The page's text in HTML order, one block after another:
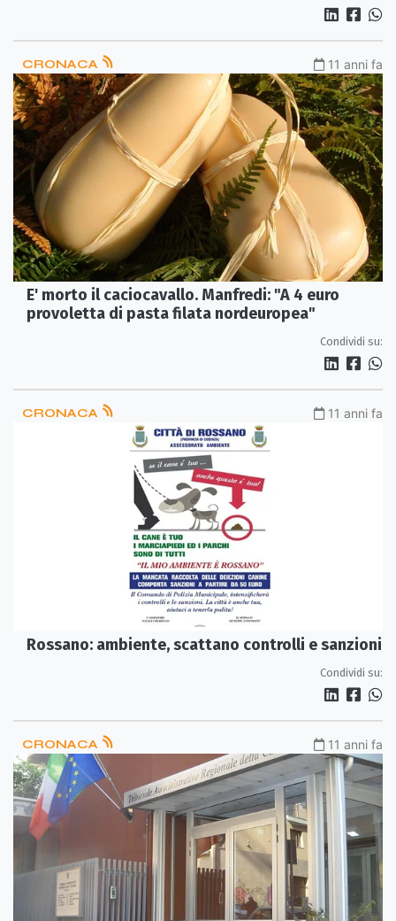
CRONACA 11 anni fa
E' morto il caciocavallo. Manfredi: "A 4 euro
provoletta di pasta filata nordeuropea"
Condividi su:
CRONACA 11 anni fa
Rossano: ambiente, scattano controlli e sanzioni
Condividi su:
CRONACA 11 anni fa